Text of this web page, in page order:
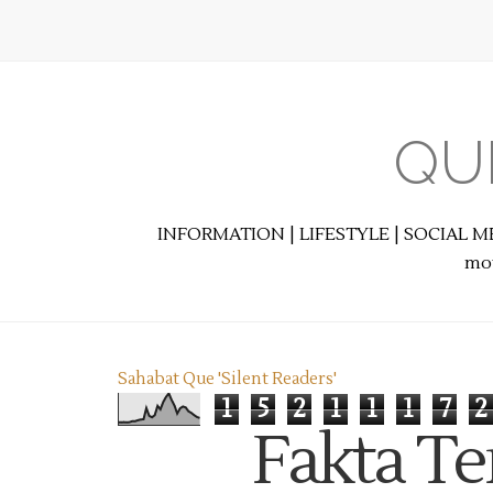
INFORMATION | LIFESTYLE | SOCIAL
Sahabat Que 'Silent Readers'
1 5 2 1 1 1 7 2
Fakta